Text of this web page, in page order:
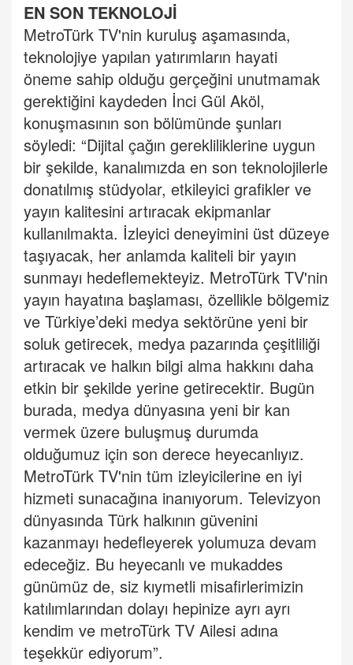
EN SON TEKNOLOJİ
MetroTürk TV'nin kuruluş aşamasında,
teknolojiye yapılan yatırımların hayati
öneme sahip olduğu gerçeğini unutmamak
gerektiğini kaydeden İnci Gül Aköl,
konuşmasının son bölümünde şunları
söyledi: “Dijital çağın gerekliliklerine uygun
bir şekilde, kanalımızda en son teknolojilerle
donatılmış stüdyolar, etkileyici grafikler ve
yayın kalitesini artıracak ekipmanlar
kullanılmakta. İzleyici deneyimini üst düzeye
taşıyacak, her anlamda kaliteli bir yayın
sunmayı hedeflemekteyiz. MetroTürk TV'nin
yayın hayatına başlaması, özellikle bölgemiz
ve Türkiye’deki medya sektörüne yeni bir
soluk getirecek, medya pazarında çeşitliliği
artıracak ve halkın bilgi alma hakkını daha
etkin bir şekilde yerine getirecektir. Bugün
burada, medya dünyasına yeni bir kan
vermek üzere buluşmuş durumda
olduğumuz için son derece heyecanlıyız.
MetroTürk TV'nin tüm izleyicilerine en iyi
hizmeti sunacağına inanıyorum. Televizyon
dünyasında Türk halkının güvenini
kazanmayı hedefleyerek yolumuza devam
edeceğiz. Bu heyecanlı ve mukaddes
günümüz de, siz kıymetli misafirlerimizin
katılımlarından dolayı hepinize ayrı ayrı
kendim ve metroTürk TV Ailesi adına
teşekkür ediyorum”.